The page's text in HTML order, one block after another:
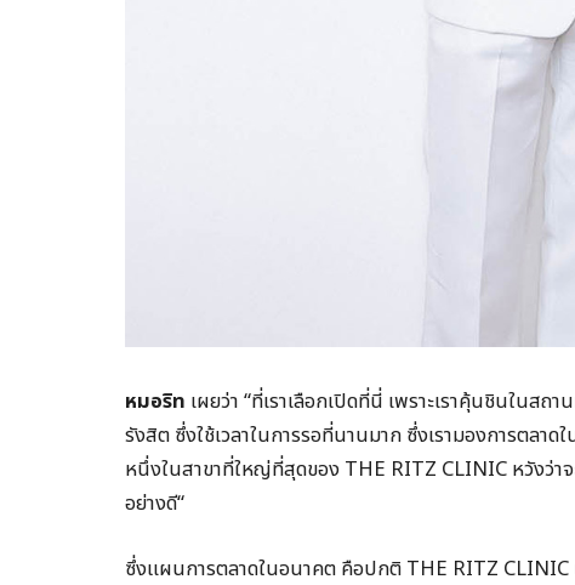
หมอริท เผยว่า “ที่เราเลือกเปิดที่นี่ เพราะเราคุ้นชินในส
รังสิต ซึ่งใช้เวลาในการรอที่นานมาก ซึ่งเรามองการตลา
หนึ่งในสาขาที่ใหญ่ที่สุดของ THE RITZ CLINIC หวังว่า
อย่างดี“
ซึ่งแผนการตลาดในอนาคต คือปกติ THE RITZ CLINIC